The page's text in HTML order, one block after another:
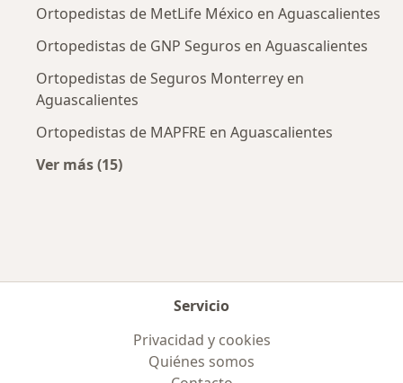
Ortopedistas de MetLife México en Aguascalientes
Ortopedistas de GNP Seguros en Aguascalientes
Ortopedistas de Seguros Monterrey en
Aguascalientes
Ortopedistas de MAPFRE en Aguascalientes
Ver más (15)
Servicio
Privacidad y cookies
Quiénes somos